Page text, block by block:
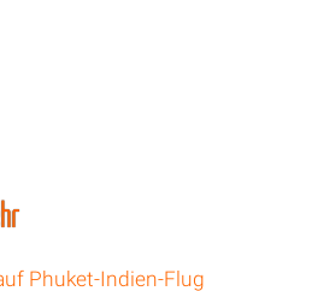
Phuket-Indien-Flug